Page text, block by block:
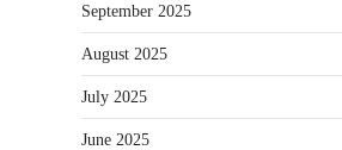
September 2025
August 2025
July 2025
June 2025